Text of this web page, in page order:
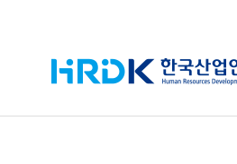
HRDK 한국산업인력공단